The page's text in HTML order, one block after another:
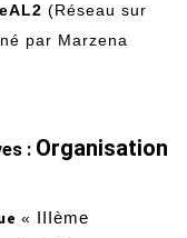
(Réseau sur
par Marzena
: Organisation
«
IIIème